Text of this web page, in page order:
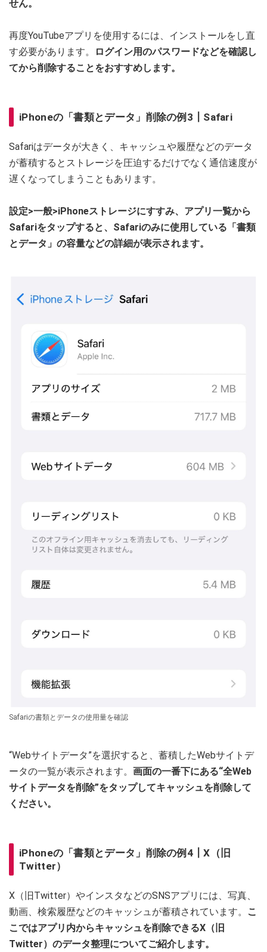
せん。
再度YouTubeアプリを使用するには、インストールをし直
す必要があります。
ログイン用のパスワードなどを確認し
てから削除することをおすすめします。
iPhoneの「書類とデータ」削除の例3┃Safari
Safariはデータが大きく、キャッシュや履歴などのデータ
が蓄積するとストレージを圧迫するだけでなく通信速度が
遅くなってしまうこともあります。
設定>一般>iPhoneストレージにすすみ、アプリ一覧から
Safariをタップすると、Safariのみに使用している「書類
とデータ」の容量などの詳細が表示されます。
Safariの書類とデータの使用量を確認
“Webサイトデータ”を選択すると、蓄積したWebサイトデ
ータの一覧が表示されます。 画面の一番下にある“全Web
サイトデータを削除”をタップしてキャッシュを削除して
ください。
iPhoneの「書類とデータ」削除の例4┃X（旧
Twitter）
X（旧Twitter）やインスタなどのSNSアプリには、写真、
動画、検索履歴などのキャッシュが蓄積されています。
こ
こではアプリ内からキャッシュを削除できるX（旧
Twitter）のデータ整理についてご紹介します。